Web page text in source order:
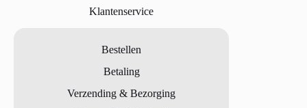
Klantenservice
Bestellen
Betaling
Verzending & Bezorging